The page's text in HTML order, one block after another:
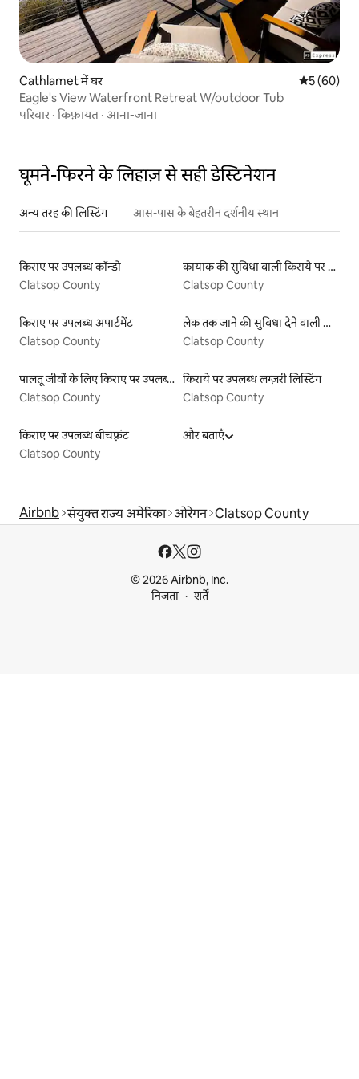
Cathlamet में घर औसत रेटिंग
5 (60)
Eagle's View Waterfront Retreat W/outdoor Tub
परिवार ·किफ़ायत · आना-जाना
घूमने-फिरने के लिहाज़ से सही डेस्टिनेशन
अन्य तरह की लिस्टिंग आस-पास के बेहतरीन दर्शनीय स्थान
किराए पर उपलब्ध कॉन्डो
Clatsop County
कायाक की सुविधा वाली किराये पर उपलब्ध लिस्टिंग
Clatsop County
किराए पर उपलब्ध अपार्टमेंट
Clatsop County
लेक तक जाने की सुविधा देने वाली किराये पर उपलब्ध लिस्टिंग
Clatsop County
पालतू जीवों के लिए किराए पर उपलब्ध लिस्टिंग
Clatsop County
किराये पर उपलब्ध लग्ज़री लिस्टिंग
Clatsop County
किराए पर उपलब्ध बीचफ़्रंट
Clatsop County
और बताएँ
Airbnb संयुक्त राज्य अमेरिका ओरेगन Clatsop County
© 2026 Airbnb, Inc.
निजता
शर्तें